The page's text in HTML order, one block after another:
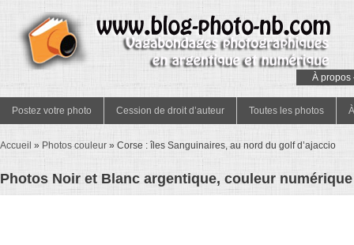
À propos
Postez votre photo Cession de droit d’auteur Toutes les photos
Accueil » Photos couleur » Corse : îles Sanguinaires, au nord du golf d’ajaccio
Photos Noir et Blanc argentique, couleur